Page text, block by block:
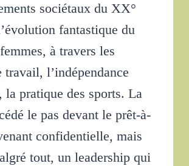
sociétaux du XX°
fantastique du
à travers les
travail, l’indépendance
la pratique des sports. La
le pas devant le prêt-à-
confidentielle, mais
tout, un leadership qui